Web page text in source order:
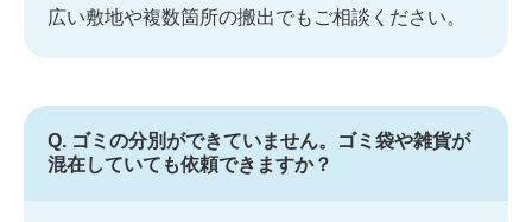
広い敷地や複数箇所の搬出でもご相談ください。
Q. ゴミの分別ができていません。ゴミ袋や雑貨が
混在していても依頼できますか？